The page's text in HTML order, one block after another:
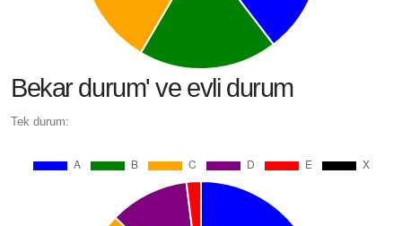
Bekar durum' ve evli durum
Tek durum: